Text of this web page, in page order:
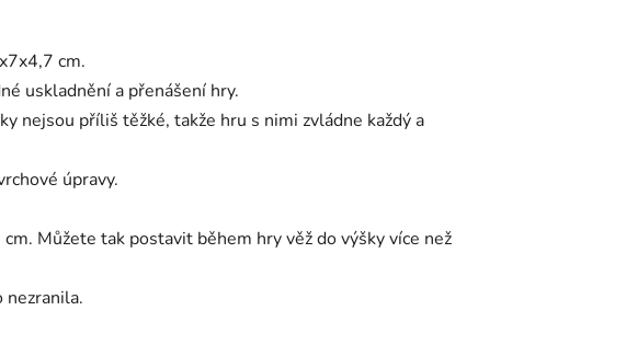
cm.
uskladnění a přenášení hry.
nejsou příliš těžké, takže hru s nimi zvládne každý a
úpravy.
Můžete tak postavit během hry věž do výšky více než
nezranila.